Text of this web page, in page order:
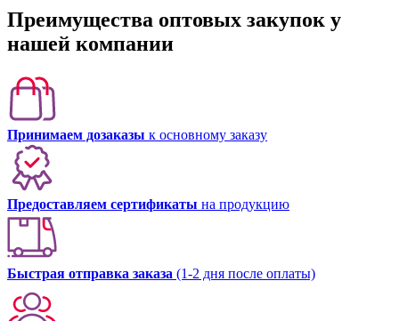
Преимущества оптовых закупок у
нашей компании
Принимаем дозаказы к основному заказу
Предоставляем сертификаты на продукцию
Быстрая отправка заказа (1-2 дня после оплаты)